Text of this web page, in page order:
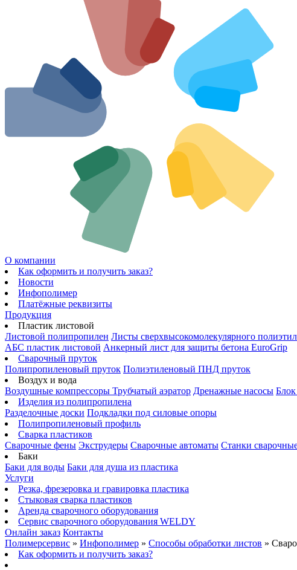
О компании
Как оформить и получить заказ?
Новости
Инфополимер
Платёжные реквизиты
Продукция
Пластик листовой
Листовой полипропилен Листы сверхвысокомолекулярного
АБС пластик листовой Анкерный лист для защиты бетона EuroGrip
Сварочный пруток
Полипропиленовый пруток Полиэтиленовый ПНД пруток
Воздух и вода
Воздушные компрессоры Трубчатый аэратор Дренажные насосы Блок
Изделия из полипропилена
Разделочные доски Подкладки под силовые опоры
Полипропиленовый профиль
Сварка пластиков
Сварочные фены Экструдеры Сварочные автоматы Станки
Баки
Баки для воды Баки для душа из пластика
Услуги
Резка, фрезеровка и гравировка пластика
Стыковая сварка пластиков
Аренда сварочного оборудования
Сервис сварочного оборудования WELDY
Онлайн заказ Контакты
Полимерсервис » Инфополимер » Способы обработки листов »
Как оформить и получить заказ?